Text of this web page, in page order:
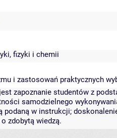
fizyki i chemii
i zastosowań praktycznych
zapoznanie studentów z
samodzielnego
podaną w instrukcji;
zdobytą wiedzą.